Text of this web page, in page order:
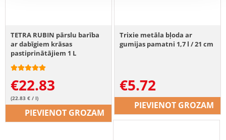
TETRA RUBIN pārslu barība
ar dabīgiem krāsas
pastiprinātājiem 1 L
€22.83
(22.83 € / l)
PIEVIENOT GROZAM
Trixie metāla bļoda ar
gumijas pamatni 1,7 l / 21 cm
€5.72
PIEVIENOT GROZAM